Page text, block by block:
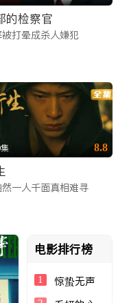
的检察官
被打晕成杀人嫌犯
8.8
然一人千面真相难寻
电影排行榜
1 惊蛰无声